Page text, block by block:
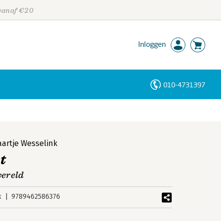
€20
Inloggen
010-4731397
Wesselink
9789462586376
Personen